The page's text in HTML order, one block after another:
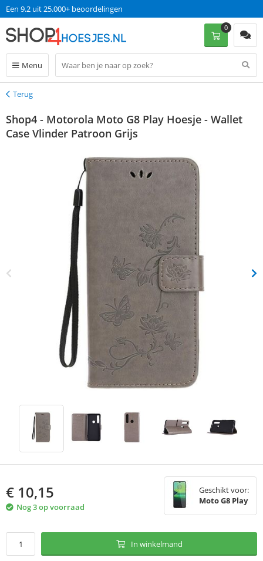
Een 9.2 uit 25.000+ beoordelingen
Menu
0
Terug
Terug
Shop4 - Motorola Moto G8 Play Hoesje - Wallet
Case Vlinder Patroon Grijs
€ 10,15
Nog 3 op voorraad
Geschikt voor:
Moto G8 Play
In winkelmand